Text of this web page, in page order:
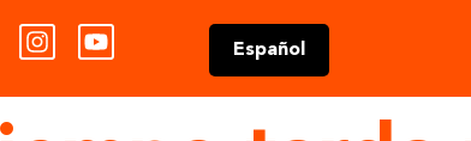
Español